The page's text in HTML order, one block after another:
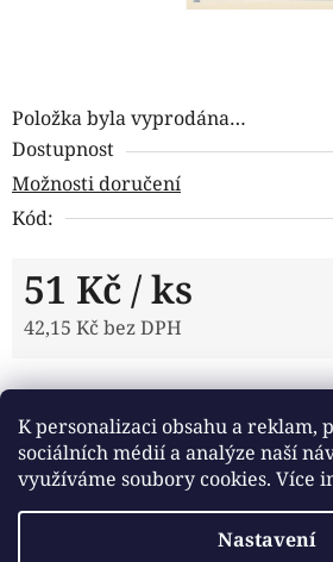
K personalizaci obsahu a reklam,
sociálních médií a analýze naší
využíváme soubory cookies. Více
Nastavení
Položka byla vyprodána…
Dostupnost
Možnosti doručení
Kód:
51 Kč / ks
42,15 Kč bez DPH
Popis